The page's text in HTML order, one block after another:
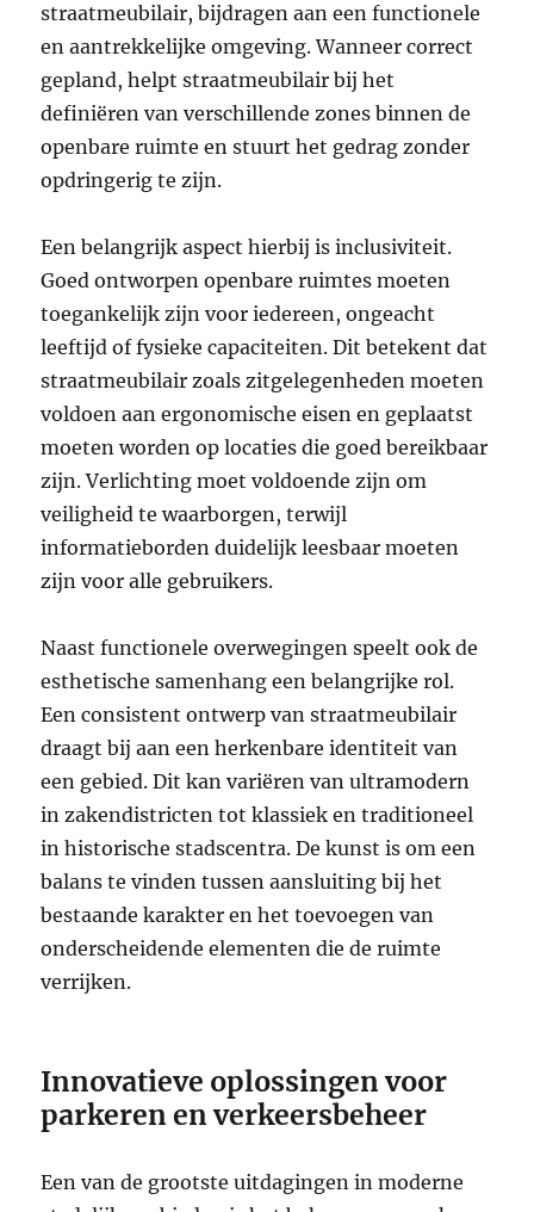
straatmeubilair, bijdragen aan een functionele
en aantrekkelijke omgeving. Wanneer correct
gepland, helpt straatmeubilair bij het
definiëren van verschillende zones binnen de
openbare ruimte en stuurt het gedrag zonder
opdringerig te zijn.
Een belangrijk aspect hierbij is inclusiviteit.
Goed ontworpen openbare ruimtes moeten
toegankelijk zijn voor iedereen, ongeacht
leeftijd of fysieke capaciteiten. Dit betekent dat
straatmeubilair zoals zitgelegenheden moeten
voldoen aan ergonomische eisen en geplaatst
moeten worden op locaties die goed bereikbaar
zijn. Verlichting moet voldoende zijn om
veiligheid te waarborgen, terwijl
informatieborden duidelijk leesbaar moeten
zijn voor alle gebruikers.
Naast functionele overwegingen speelt ook de
esthetische samenhang een belangrijke rol.
Een consistent ontwerp van straatmeubilair
draagt bij aan een herkenbare identiteit van
een gebied. Dit kan variëren van ultramodern
in zakendistricten tot klassiek en traditioneel
in historische stadscentra. De kunst is om een
balans te vinden tussen aansluiting bij het
bestaande karakter en het toevoegen van
onderscheidende elementen die de ruimte
verrijken.
Innovatieve oplossingen voor
parkeren en verkeersbeheer
Een van de grootste uitdagingen in moderne